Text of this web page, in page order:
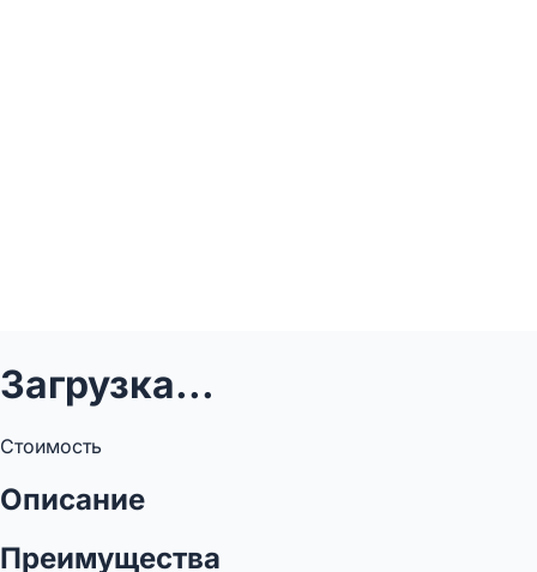
Загрузка...
Стоимость
Описание
Преимущества